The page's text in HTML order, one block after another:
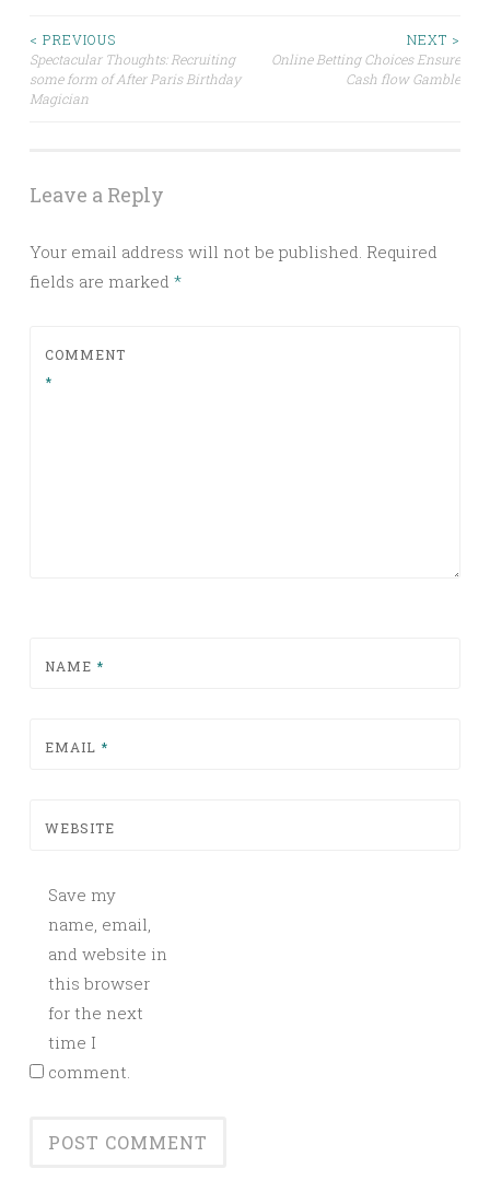
Post
navigation
< PREVIOUS
Spectacular Thoughts: Recruiting
some form of After Paris Birthday
Magician
NEXT >
Online Betting Choices Ensure
Cash flow Gamble
Leave a Reply
Your email address will not be published. Required
fields are marked *
COMMENT
*
NAME *
EMAIL *
WEBSITE
Save my
name, email,
and website in
this browser
for the next
time I
comment.